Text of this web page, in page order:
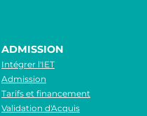
ADMISSION
Intégrer l'IET
Admission
Tarifs et financement
Validation d'Acquis